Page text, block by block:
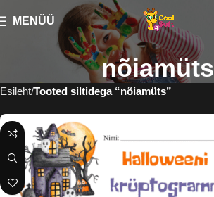
MENÜÜ
nõiamüts
Esileht Tooted siltidega “nõiamüts”